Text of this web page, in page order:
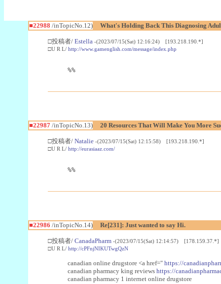
■22988 /inTopicNo.12) What's Holding Back This Diagnosing
□投稿者/ Estella -(2023/07/15(Sat) 12:16:24) [193.218.190.*]
□U R L/ http://www.gamenglish.com/message/index.php
%%
■22987/inTopicNo.13) 20 Resources That Will Make You More
□投稿者/ Natalie -(2023/07/15(Sat) 12:15:58) [193.218.190.*]
□U R L/ http://eurasiaaz.com/
%%
■22986 /inTopicNo.14) Re[231]: Just wanted to say Hi.
□投稿者/ CanadaPharm -(2023/07/15(Sat) 12:14:57) [178.159.37.*]
□U R L/ http://cPFnjNIKUTwgQzN
canadian online drugstore <a href=" https://
canadian pharmacy king reviews https://
canadian pharmacy 1 internet online drugstore